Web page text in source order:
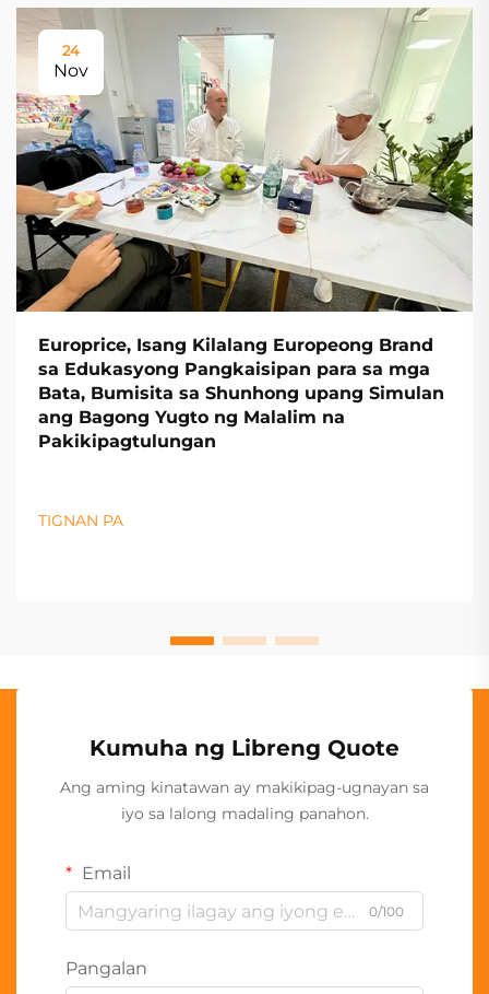
24
Nov
Europrice, Isang Kilalang Europeong Brand
sa Edukasyong Pangkaisipan para sa mga
Bata, Bumisita sa Shunhong upang Simulan
ang Bagong Yugto ng Malalim na
Pakikipagtulungan
TIGNAN PA
Kumuha ng Libreng Quote
Ang aming kinatawan ay makikipag-ugnayan sa
iyo sa lalong madaling panahon.
Email
0/100
Pangalan